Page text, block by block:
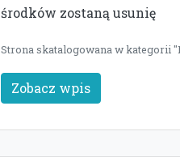
środków zostaną usunię
Strona skatalogowana w kategorii
Zobacz wpis